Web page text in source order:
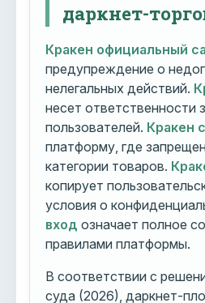
даркнет-
Кракен официальный
предупреждение о
нелегальных действий.
несет ответственности
пользователей. Кракен
платформу, где
категории товаров.
копирует
условия о
вход означает полное
правилами платформы.
В соответствии с
суда (2026), даркнет-